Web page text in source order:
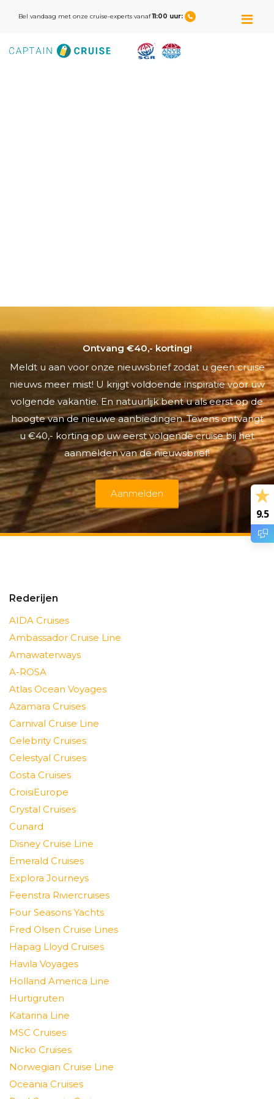
Bel vandaag met onze cruise-experts vanaf11:00 uur:
9.5
Ontvang €40,- korting!
Meldt u aan voor onze nieuwsbrief zodat u geen cruise
nieuws meer mist! U krijgt voldoende inspiratie voor uw
volgende vakantie. En natuurlijk bent u als eerst op de
hoogte van de nieuwe aanbiedingen. Tevens ontvangt
u €40,- korting op uw eerst volgende cruise bij het
aanmelden van de nieuwsbrief!
Aanmelden
Rederijen
AIDA Cruises
Ambassador Cruise Line
Amawaterways
A-ROSA
Atlas Ocean Voyages
Azamara Cruises
Carnival Cruise Line
Celebrity Cruises
Celestyal Cruises
Costa Cruises
CroisiEurope
Crystal Cruises
Cunard
Disney Cruise Line
Emerald Cruises
Explora Journeys
Feenstra Riviercruises
Four Seasons Yachts
Fred Olsen Cruise Lines
Hapag Lloyd Cruises
Havila Voyages
Holland America Line
Hurtigruten
Katarina Line
MSC Cruises
Nicko Cruises
Norwegian Cruise Line
Oceania Cruises